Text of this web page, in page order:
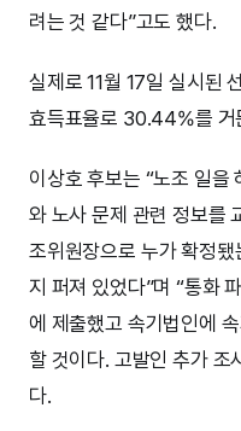
려는 것 같다”고도 했다.
실제로 11월 17일 실시된
효득표율로 30.44%를 거
이상호 후보는 “노조 일을
와 노사 문제 관련 정보를
조위원장으로 누가 확정
지 퍼져 있었다”며 “통화
에 제출했고 속기법인에
할 것이다. 고발인 추가 조
다.